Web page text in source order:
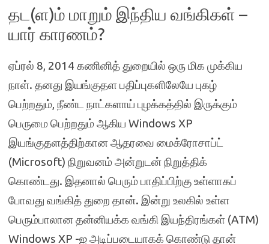
தட(ள)ம் மாறும் இந்திய வங்கிகள் –
யார் காரணம்?
ஏப்ரல் 8, 2014 கணினித் துறையில் ஒரு மிக முக்கிய
நாள். தனது இயங்குதள பதிப்புகளிலேயே புகழ்
பெற்றதும், நீண்ட நாட்களாய் புழக்கத்தில் இருக்கும்
பெருமை பெற்றதும் ஆகிய Windows XP
இயங்குதளத்திற்கான ஆதரவை மைக்ரோசாப்ட்
(Microsoft) நிறுவனம் அன்றுடன் நிறுத்திக்
கொண்டது. இதனால் பெரும் பாதிப்பிற்கு உள்ளாகப்
போவது வங்கித் துறை தான். இன்று உலகில் உள்ள
பெரும்பாலான தன்னியக்க வங்கி இயந்திரங்கள் (ATM)
Windows XP -ஐ அடிப்படையாகக் கொண்டு தான்